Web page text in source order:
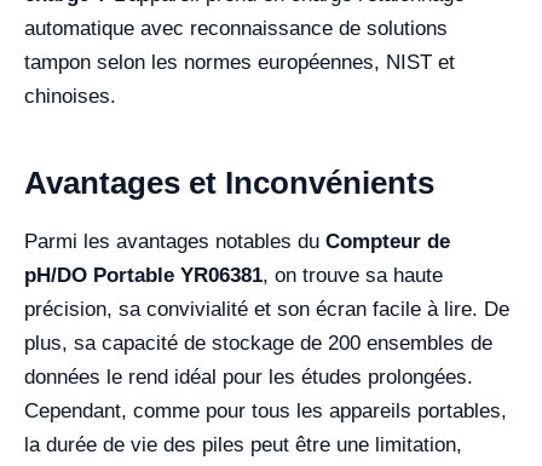
automatique avec reconnaissance de solutions
tampon selon les normes européennes, NIST et
chinoises.
Avantages et Inconvénients
Parmi les avantages notables du Compteur de
pH/DO Portable YR06381, on trouve sa haute
précision, sa convivialité et son écran facile à lire. De
plus, sa capacité de stockage de 200 ensembles de
données le rend idéal pour les études prolongées.
Cependant, comme pour tous les appareils portables,
la durée de vie des piles peut être une limitation,